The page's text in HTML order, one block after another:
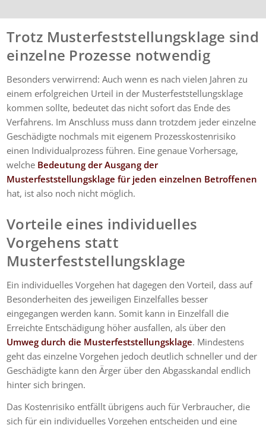
Trotz Musterfeststellungsklage sind
einzelne Prozesse notwendig
Besonders verwirrend: Auch wenn es nach vielen Jahren zu
einem erfolgreichen Urteil in der Musterfeststellungsklage
kommen sollte, bedeutet das nicht sofort das Ende des
Verfahrens. Im Anschluss muss dann trotzdem jeder einzelne
Geschädigte nochmals mit eigenem Prozesskostenrisiko
einen Individualprozess führen. Eine genaue Vorhersage,
welche Bedeutung der Ausgang der
Musterfeststellungsklage für jeden einzelnen Betroffenen
hat, ist also noch nicht möglich.
Vorteile eines individuelles
Vorgehens statt
Musterfeststellungsklage
Ein individuelles Vorgehen hat dagegen den Vorteil, dass auf
Besonderheiten des jeweiligen Einzelfalles besser
eingegangen werden kann. Somit kann in Einzelfall die
Erreichte Entschädigung höher ausfallen, als über den
Umweg durch die Musterfeststellungsklage. Mindestens
geht das einzelne Vorgehen jedoch deutlich schneller und der
Geschädigte kann den Ärger über den Abgasskandal endlich
hinter sich bringen.
Das Kostenrisiko entfällt übrigens auch für Verbraucher, die
sich für ein individuelles Vorgehen entscheiden und eine